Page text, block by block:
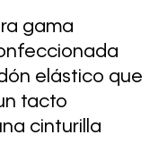
gama
elástico que
tacto
cinturilla